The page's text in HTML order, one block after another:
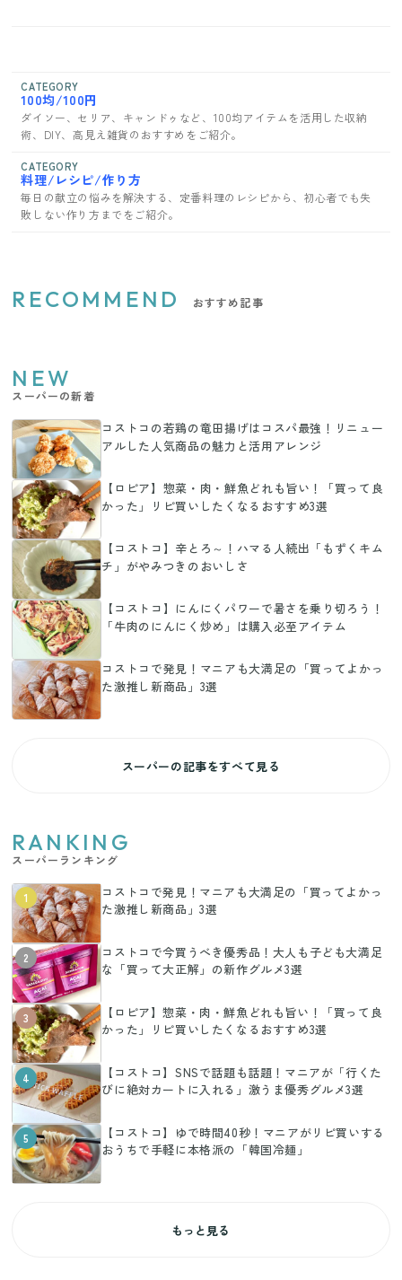
CATEGORY
100均/100円
ダイソー、セリア、キャンドゥなど、100均アイテムを活用した収納
術、DIY、高見え雑貨のおすすめをご紹介。
CATEGORY
料理/レシピ/作り方
毎日の献立の悩みを解決する、定番料理のレシピから、初心者でも失
敗しない作り方までをご紹介。
RECOMMEND おすすめ記事
NEW
スーパーの新着
コストコの若鶏の竜田揚げはコスパ最強！リニュー
アルした人気商品の魅力と活用アレンジ
【ロピア】惣菜・肉・鮮魚どれも旨い！「買って良
かった」リピ買いしたくなるおすすめ3選
【コストコ】辛とろ～！ハマる人続出「もずくキム
チ」がやみつきのおいしさ
【コストコ】にんにくパワーで暑さを乗り切ろう！
「牛肉のにんにく炒め」は購入必至アイテム
コストコで発見！マニアも大満足の「買ってよかっ
た激推し新商品」3選
スーパーの記事をすべて見る
RANKING
スーパーランキング
1
コストコで発見！マニアも大満足の「買ってよかっ
た激推し新商品」3選
2
コストコで今買うべき優秀品！大人も子ども大満足
な「買って大正解」の新作グルメ3選
3
【ロピア】惣菜・肉・鮮魚どれも旨い！「買って良
かった」リピ買いしたくなるおすすめ3選
4
【コストコ】SNSで話題も話題！マニアが「行くた
びに絶対カートに入れる」激うま優秀グルメ3選
5
【コストコ】ゆで時間40秒！マニアがリピ買いする
おうちで手軽に本格派の「韓国冷麺」
もっと見る